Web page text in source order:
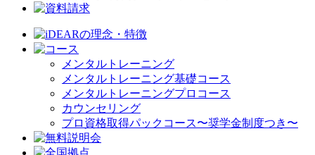
メンタルトレーニング
メンタルトレーニング基礎コース
メンタルトレーニングプロコース
カウンセリング
プロ資格取得パックコース〜奨学金制度つき〜